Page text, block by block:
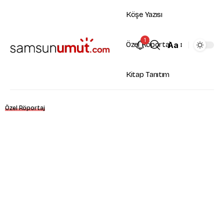
Köşe Yazısı
Özel Röportaj
Kitap Tanıtım
1 Aa
Özel Röportaj